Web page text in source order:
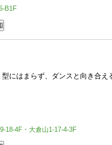
B1F
にはまらず、ダンスと向き合
18-4F・大倉山1-17-4-3F